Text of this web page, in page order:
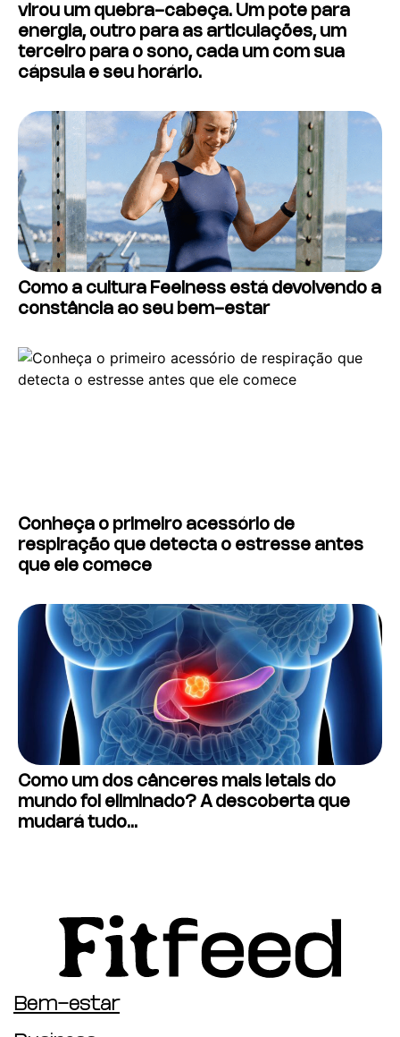
virou um quebra-cabeça. Um pote para
energia, outro para as articulações, um
terceiro para o sono, cada um com sua
cápsula e seu horário.
Como a cultura Feelness está devolvendo a
constância ao seu bem-estar
Conheça o primeiro acessório de
respiração que detecta o estresse antes
que ele comece
Como um dos cânceres mais letais do
mundo foi eliminado? A descoberta que
mudará tudo…
Bem-estar